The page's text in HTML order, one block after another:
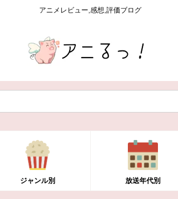
アニメレビュー,感想,評価ブログ
ジャンル別 放送年代別